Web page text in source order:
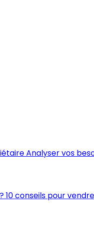
Analyser vos
10 conseils pour